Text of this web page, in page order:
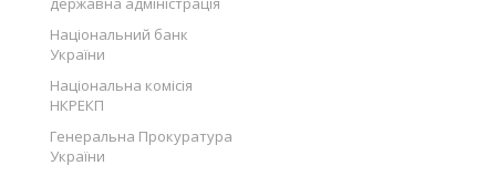
Національний банк
України
Національна комісія
НКРЕКП
Генеральна Прокуратура
України